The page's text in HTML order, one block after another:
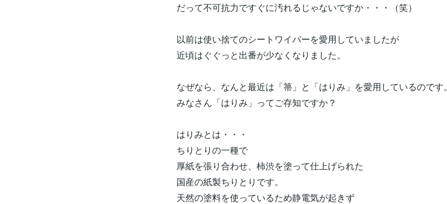
だって不可抗力ですぐに汚れるじゃないですか・・・（笑）
以前は使い捨てのシートワイパーを愛用していましたが
近頃はぐぐっと出番が少なくなりました。
なぜなら、なんと最近は「箒」と「はりみ」を愛用しているのです。
みなさん「はりみ」ってご存知ですか？
はりみとは・・・
ちりとりの一種で
厚紙を張り合わせ、柿渋を塗って仕上げられた
国産の紙製ちりとりです。
天然の塗料を使っているため静電気が起きず